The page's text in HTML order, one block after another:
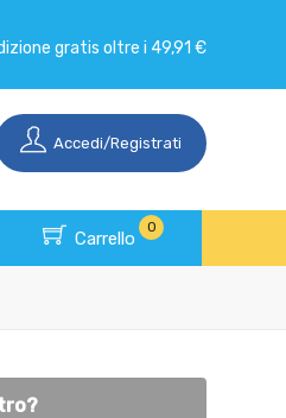
gratis oltre i 49,91 €
Accedi/Registrati
Carrello
0